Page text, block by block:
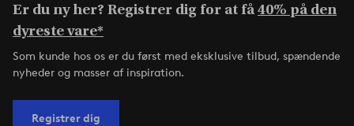
Er du ny her? Registrer dig for at få40% på den
dyreste vare*
Som kunde hos os er du først med eksklusive tilbud, spændende
nyheder og masser af inspiration.
Registrer dig